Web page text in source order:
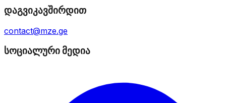
დაგვიკავშირდით
contact@mze.ge
სოციალური მედია